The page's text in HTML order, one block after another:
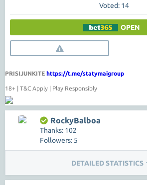
Voted: 14
OPEN
PRISIJUNKITE https://t.me/statymaigroup
18+ | T&C Apply | Play Responsibly
RockyBalboa
Thanks: 102
Followers: 5
DETAILED STATISTICS